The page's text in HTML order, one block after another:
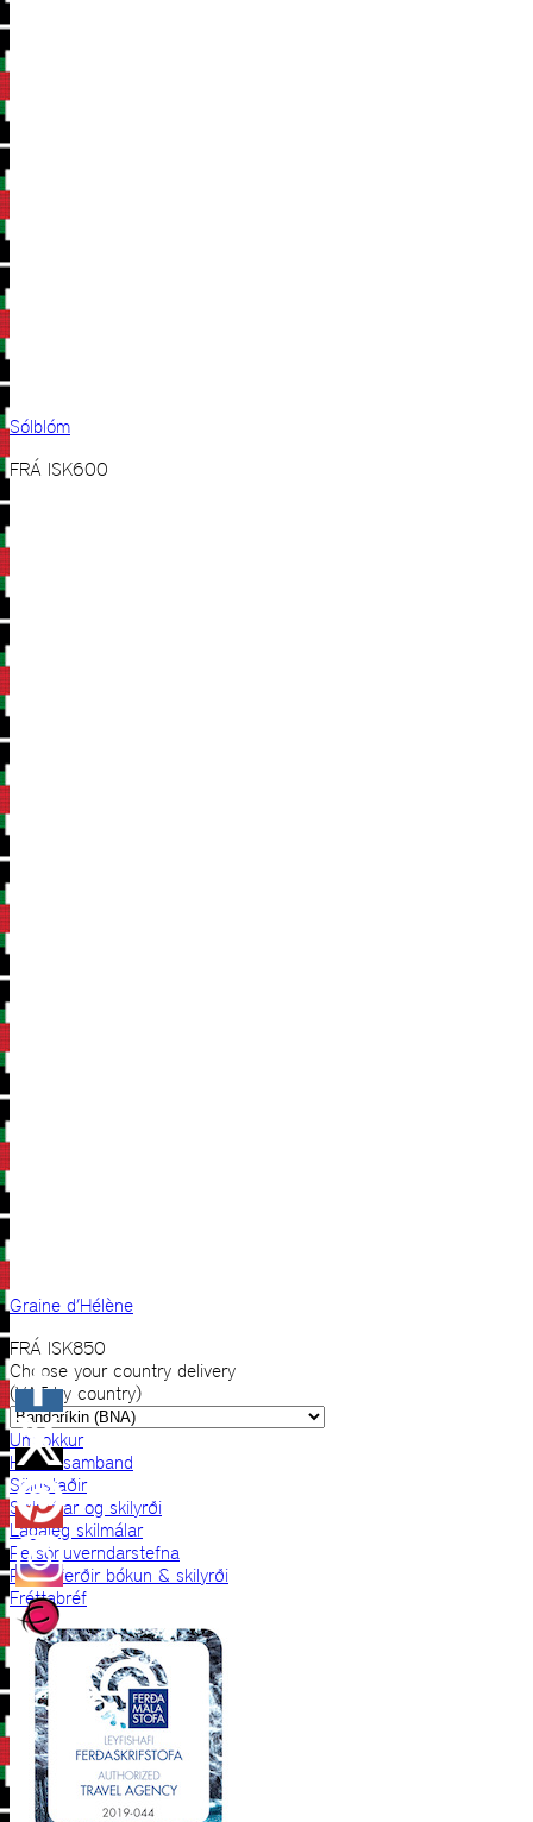
Sólblóm
FRÁ ISK600
Graine d’Hélène
FRÁ ISK850
Choose your country delivery
(VAT by country)
Um okkur
Hafðu samband
Sölustaðir
Skilmálar og skilyrði
Lagaleg skilmálar
Persónuverndarstefna
Prjónaferðir bókun & skilyrði
Fréttabréf